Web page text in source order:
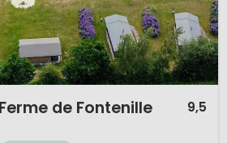
de Fontenille 9,5